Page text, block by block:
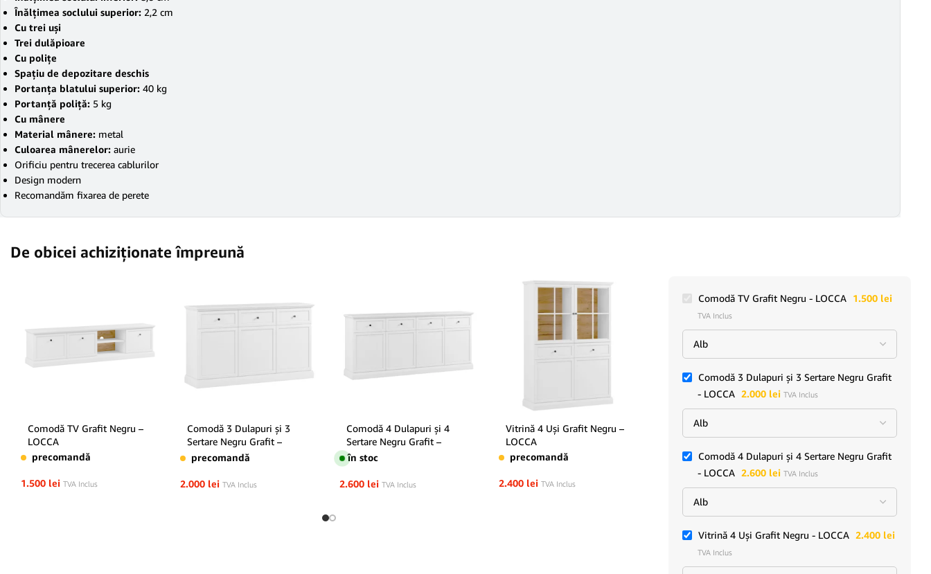
Înălţimea soclului superior: 2,2 cm
Cu trei uşi
Trei dulăpioare
Cu poliţe
Spaţiu de depozitare deschis
Portanţa blatului superior: 40 kg
Portanţă poliţă: 5 kg
Cu mânere
Material mânere: metal
Culoarea mânerelor: aurie
Orificiu pentru trecerea cablurilor
Design modern
Recomandăm fixarea de perete
De obicei achiziționate împreună
Comodă TV Grafit Negru –
LOCCA
precomandă
1.500 lei TVA Inclus
Comodă 3 Dulapuri și 3
Sertare Negru Grafit –
LOCCA
precomandă
2.000 lei TVA Inclus
Comodă 4 Dulapuri și 4
Sertare Negru Grafit –
LOCCA
în stoc
2.600 lei TVA Inclus
Vitrină 4 Uși Grafit Negru –
LOCCA
precomandă
2.400 lei TVA Inclus
Vitrină 2 Uși și 1 Sertar
Grafit Negru – LOCCA
precomandă
Comodă 6 Sertare Grafit
Negru – LOCCA
în stoc
Comodă TV Grafit Negru - LOCCA 1.500 lei
TVA Inclus
Comodă 3 Dulapuri și 3 Sertare Negru Grafit
- LOCCA 2.000 lei TVA Inclus
Comodă 4 Dulapuri și 4 Sertare Negru Grafit
- LOCCA 2.600 lei TVA Inclus
Vitrină 4 Uși Grafit Negru - LOCCA 2.400 lei
TVA Inclus